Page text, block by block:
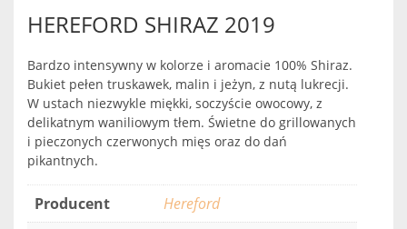
HEREFORD SHIRAZ 2019
Bardzo intensywny w kolorze i aromacie 100% Shiraz.
Bukiet pełen truskawek, malin i jeżyn, z nutą lukrecji.
W ustach niezwykle miękki, soczyście owocowy, z
delikatnym waniliowym tłem. Świetne do grillowanych
i pieczonych czerwonych mięs oraz do dań
pikantnych.
Producent
Hereford